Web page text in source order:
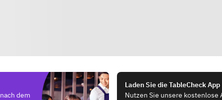
dem
Laden Sie die TableCheck
Nutzen Sie unsere kostenlose